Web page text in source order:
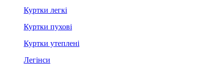
Куртки легкі
Куртки пухові
Куртки утеплені
Легінси